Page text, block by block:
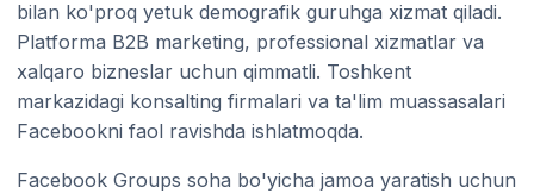
bilan ko'proq yetuk demografik guruhga xizmat qiladi.
Platforma B2B marketing, professional xizmatlar va
xalqaro bizneslar uchun qimmatli. Toshkent
markazidagi konsalting firmalari va ta'lim muassasalari
Facebookni faol ravishda ishlatmoqda.
Facebook Groups soha bo'yicha jamoa yaratish uchun